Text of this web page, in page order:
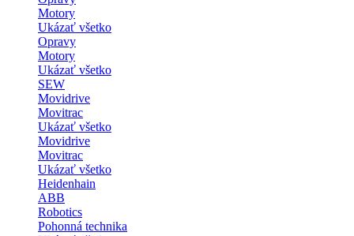
Motory
Ukázať všetko
Opravy
Motory
Ukázať všetko
SEW
Movidrive
Movitrac
Ukázať všetko
Movidrive
Movitrac
Ukázať všetko
Heidenhain
ABB
Robotics
Pohonná technika